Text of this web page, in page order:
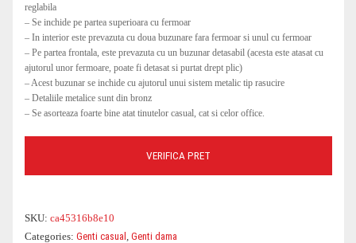
reglabila
– Se inchide pe partea superioara cu fermoar
– In interior este prevazuta cu doua buzunare fara fermoar si unul cu fermoar
– Pe partea frontala, este prevazuta cu un buzunar detasabil (acesta este atasat cu
ajutorul unor fermoare, poate fi detasat si purtat drept plic)
– Acest buzunar se inchide cu ajutorul unui sistem metalic tip rasucire
– Detaliile metalice sunt din bronz
– Se asorteaza foarte bine atat tinutelor casual, cat si celor office.
VERIFICA PRET
SKU: ca45316b8e10
Categories: Genti casual Genti dama